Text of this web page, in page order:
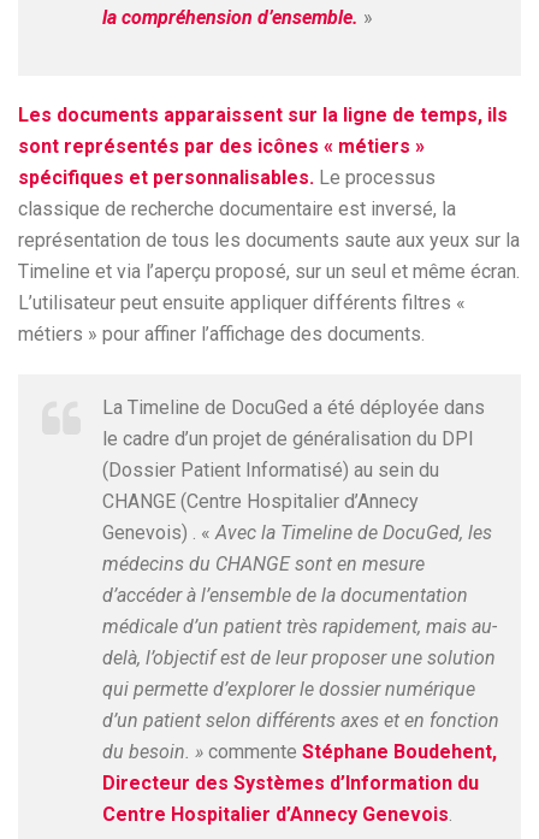
la compréhension d’ensemble. »
Les documents apparaissent sur la ligne de temps, ils
sont représentés par des icônes « métiers »
spécifiques et personnalisables. Le processus
classique de recherche documentaire est inversé, la
représentation de tous les documents saute aux yeux sur la
Timeline et via l’aperçu proposé, sur un seul et même écran.
L’utilisateur peut ensuite appliquer différents filtres «
métiers » pour affiner l’affichage des documents.
La Timeline de DocuGed a été déployée dans
le cadre d’un projet de généralisation du DPI
(Dossier Patient Informatisé) au sein du
CHANGE (Centre Hospitalier d’Annecy
Genevois) . « Avec la Timeline de DocuGed, les
médecins du CHANGE sont en mesure
d’accéder à l’ensemble de la documentation
médicale d’un patient très rapidement, mais au-
delà, l’objectif est de leur proposer une solution
qui permette d’explorer le dossier numérique
d’un patient selon différents axes et en fonction
du besoin. » commente Stéphane Boudehent,
Directeur des Systèmes d’Information du
Centre Hospitalier d’Annecy Genevois.